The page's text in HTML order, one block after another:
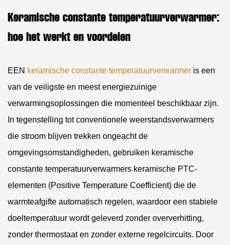
Keramische constante temperatuurverwarmer:
hoe het werkt en voordelen
EEN keramische constante temperatuurverwarmer is een
van de veiligste en meest energiezuinige
verwarmingsoplossingen die momenteel beschikbaar zijn.
In tegenstelling tot conventionele weerstandsverwarmers
die stroom blijven trekken ongeacht de
omgevingsomstandigheden, gebruiken keramische
constante temperatuurverwarmers keramische PTC-
elementen (Positive Temperature Coefficient) die de
warmteafgifte automatisch regelen, waardoor een stabiele
doeltemperatuur wordt geleverd zonder oververhitting,
zonder thermostaat en zonder externe regelcircuits. Door